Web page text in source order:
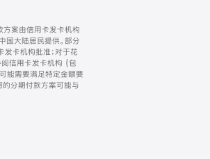
方案由信用卡发卡机构
国大陆居民提供。部分
卡机构批准；对于花
阅信用卡发卡机构 (包
能需要满足特定金额要
分期付款方案可能与